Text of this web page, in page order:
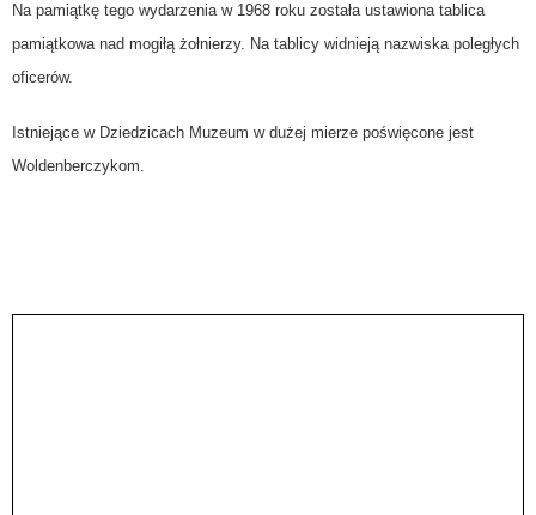
Na pamiątkę tego wydarzenia w 1968 roku została ustawiona tablica
pamiątkowa nad mogiłą żołnierzy. Na tablicy widnieją nazwiska poległych
oficerów.
Istniejące w Dziedzicach Muzeum w dużej mierze poświęcone jest
Woldenberczykom.